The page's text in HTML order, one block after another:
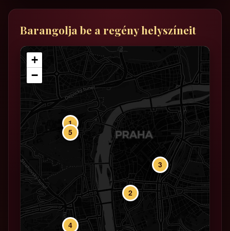
Barangolja be a regény helyszíneit
1
2
3
4
5
+
−